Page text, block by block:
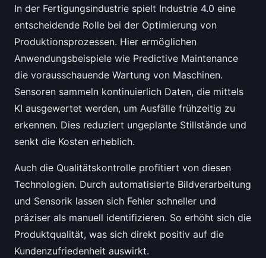
In der Fertigungsindustrie spielt Industrie 4.0 eine
entscheidende Rolle bei der Optimierung von
Produktionsprozessen. Hier ermöglichen
Anwendungsbeispiele wie Predictive Maintenance
die vorausschauende Wartung von Maschinen.
Sensoren sammeln kontinuierlich Daten, die mittels
KI ausgewertet werden, um Ausfälle frühzeitig zu
erkennen. Dies reduziert ungeplante Stillstände und
senkt die Kosten erheblich.
Auch die Qualitätskontrolle profitiert von diesen
Technologien. Durch automatisierte Bildverarbeitung
und Sensorik lassen sich Fehler schneller und
präziser als manuell identifizieren. So erhöht sich die
Produktqualität, was sich direkt positiv auf die
Kundenzufriedenheit auswirkt.